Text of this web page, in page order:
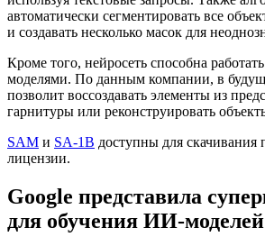
автоматически сегментировать все
и создавать несколько масок для
Кроме того, нейросеть способна
моделями. По данным компании, в
позволит воссоздавать элементы из
гарнитуры или реконструировать
SAM и SA-1B доступны для скачивания
лицензии.
Google представила
для обучения ИИ-моделей